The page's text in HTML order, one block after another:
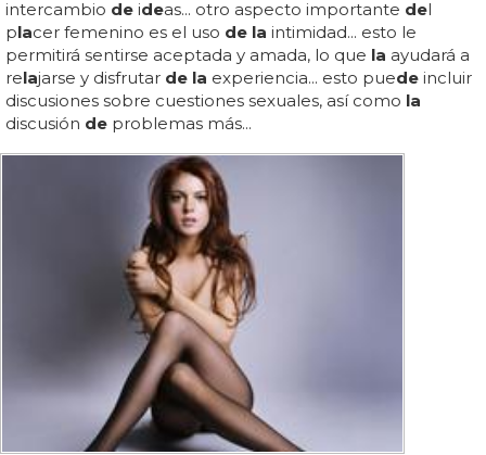
intercambio de ideas... otro aspecto importante del
placer femenino es el uso de la intimidad... esto le
permitirá sentirse aceptada y amada, lo que la ayudará a
relajarse y disfrutar de la experiencia... esto puede incluir
discusiones sobre cuestiones sexuales, así como la
discusión de problemas más...